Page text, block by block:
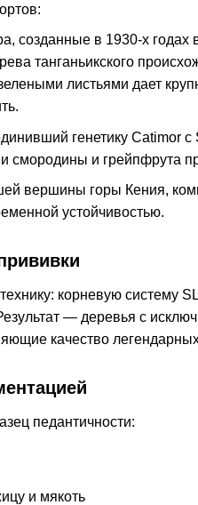
созданные в 1930-х годах
танганьикского
листьями дает
генетику Catimor с
смородины и грейпфрута
вершины горы Кения,
устойчивостью.
корневую систему
— деревья с
качество
педантичности:
и мякоть